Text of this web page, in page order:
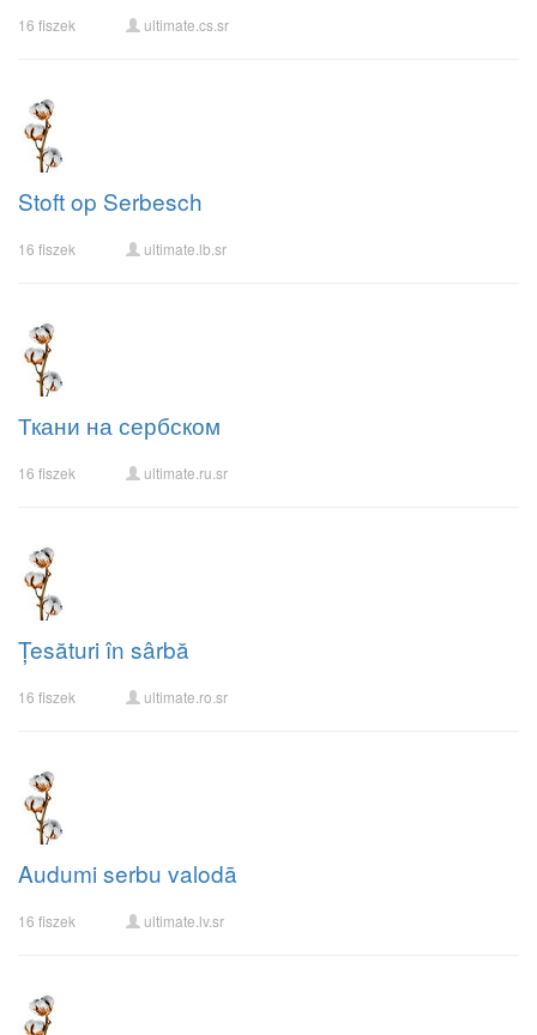
16 fiszek ultimate.cs.sr
Stoft op Serbesch
16 fiszek ultimate.lb.sr
Ткани на сербском
16 fiszek ultimate.ru.sr
Țesături în sârbă
16 fiszek ultimate.ro.sr
Audumi serbu valodā
16 fiszek ultimate.lv.sr